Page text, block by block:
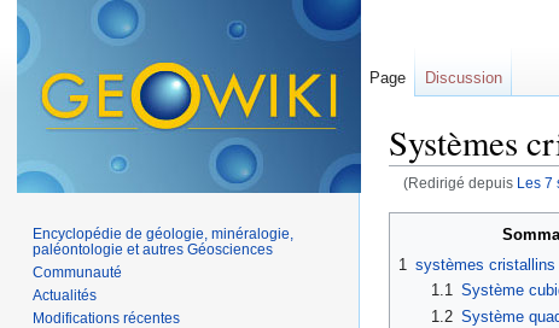
Systèmes
(Redirigé depuis Les
1 systèmes cristallins
1.1 Système
1.2 Système
Page Discussion
Encyclopédie de géologie, minéralogie,
paléontologie et autres Géosciences
Communauté
Actualités
Modifications récentes